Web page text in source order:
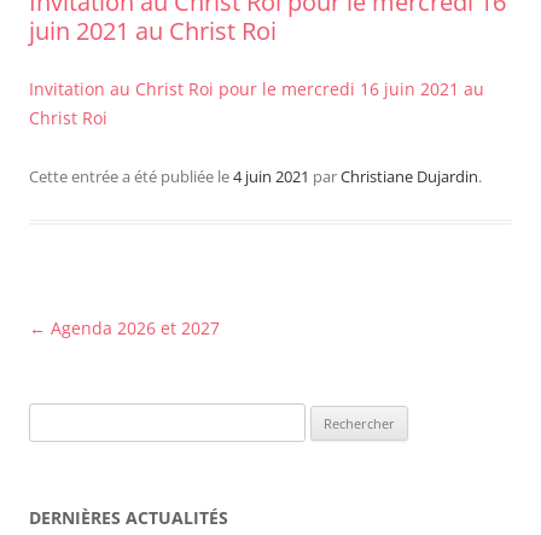
juin 2021 au Christ Roi
Invitation au Christ Roi pour le mercredi 16 juin 2021 au
Christ Roi
Cette entrée a été publiée le4 juin 2021 parChristiane Dujardin.
Navigation
← Agenda 2026 et 2027
DERNIÈRES ACTUALITÉS